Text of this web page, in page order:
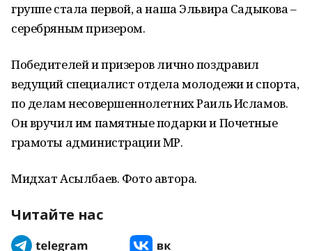
группе стала первой, а наша Эльвира Садыкова –
серебряным призером.
Победителей и призеров лично поздравил
ведущий специалист отдела молодежи и спорта,
по делам несовершеннолетних Раиль Исламов.
Он вручил им памятные подарки и Почетные
грамоты администрации МР.
Мидхат Асылбаев. Фото автора.
Читайте нас